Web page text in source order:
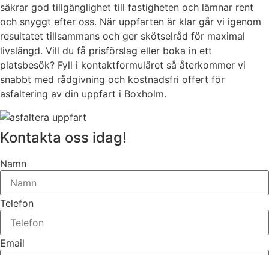
säkrar god tillgänglighet till fastigheten och lämnar rent
och snyggt efter oss. När uppfarten är klar går vi igenom
resultatet tillsammans och ger skötselråd för maximal
livslängd. Vill du få prisförslag eller boka in ett
platsbesök? Fyll i kontaktformuläret så återkommer vi
snabbt med rådgivning och kostnadsfri offert för
asfaltering av din uppfart i Boxholm.
Kontakta oss idag!
Namn
Telefon
Email